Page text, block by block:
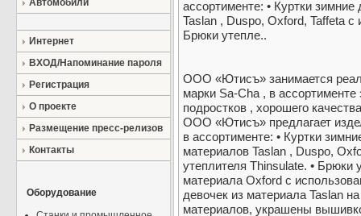
Автомобили
Интернет
ВХОД/Напоминание пароля
Регистрация
О проекте
Размещение пресс-релизов
Контакты
Оборудование
ассортименте: • Куртки
Taslan , Duspo, Oxford, Taffeta с
Брюки утепле..
ООО «Ютисъ» занимается
марки Sa-Cha , в
подростков , хорошего
ООО «Ютисъ» предлагает
в ассортименте: • Куртки
материалов Taslan , Duspo,
утеплителя Thinsulate. • Брюки
материала Oxford с
девочек из материала Taslan
материалов, украшены